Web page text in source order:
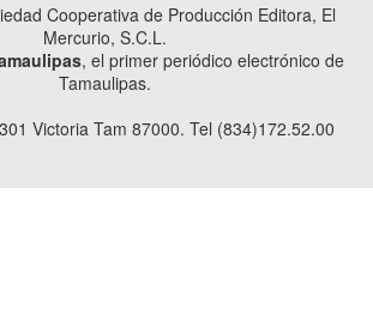
Cooperativa de Producción Editora, El
Mercurio, S.C.L.
, el primer periódico electrónico de
Tamaulipas.
Victoria Tam 87000. Tel (834)172.52.00